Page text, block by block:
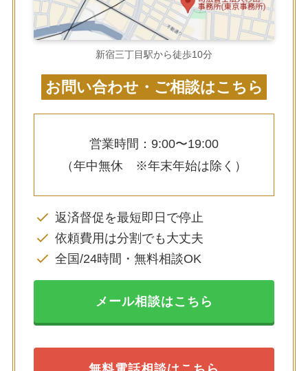
新宿三丁目駅から徒歩10分
お問い合わせ・ご相談はこちら
営業時間：9:00〜19:00
（年中無休 ※年末年始は除く）
返済督促を最短即日で停止
依頼費用は分割でも大丈夫
全国/24時間・無料相談OK
メール相談はこちら